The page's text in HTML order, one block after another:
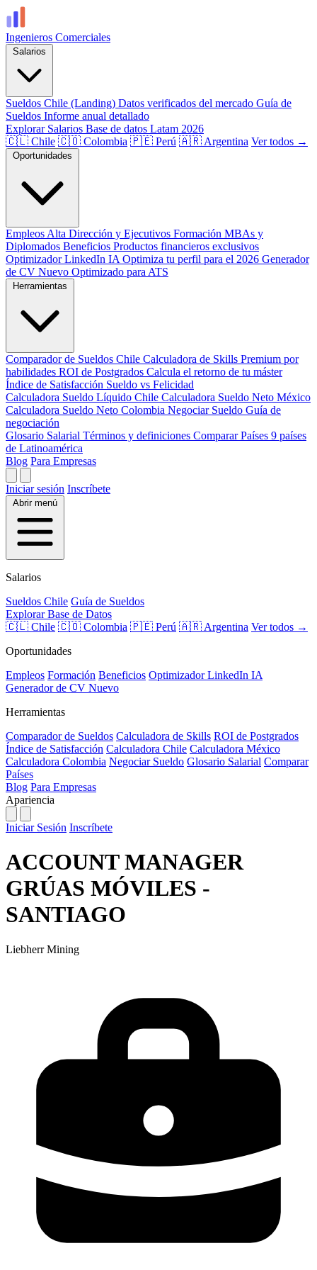
Ingenieros Comerciales
Salarios
Sueldos Chile (Landing) Datos verificados del mercado Guía de
Sueldos Informe anual detallado
Explorar Salarios Base de datos Latam 2026
🇨🇱 Chile 🇨🇴 Colombia 🇵🇪 Perú 🇦🇷 Argentina Ver todos →
Oportunidades
Empleos Alta Dirección y Ejecutivos Formación MBAs y
Diplomados Beneficios Productos financieros exclusivos
Optimizador LinkedIn IA Optimiza tu perfil para el 2026 Generador
de CV Nuevo Optimizado para ATS
Herramientas
Comparador de Sueldos Chile Calculadora de Skills Premium por
habilidades ROI de Postgrados Calcula el retorno de tu máster
Índice de Satisfacción Sueldo vs Felicidad
Calculadora Sueldo Líquido Chile Calculadora Sueldo Neto México
Calculadora Sueldo Neto Colombia Negociar Sueldo Guía de
negociación
Glosario Salarial Términos y definiciones Comparar Países 9 países
de Latinoamérica
Blog Para Empresas
Iniciar sesión Inscríbete
Abrir menú
Salarios
Sueldos Chile Guía de Sueldos
Explorar Base de Datos
🇨🇱 Chile 🇨🇴 Colombia 🇵🇪 Perú 🇦🇷 Argentina Ver todos →
Oportunidades
Empleos Formación Beneficios Optimizador LinkedIn IA
Generador de CV Nuevo
Herramientas
Comparador de Sueldos Calculadora de Skills ROI de Postgrados
Índice de Satisfacción Calculadora Chile Calculadora México
Calculadora Colombia Negociar Sueldo Glosario Salarial Comparar
Países
Blog Para Empresas
Apariencia
Iniciar Sesión Inscríbete
ACCOUNT MANAGER
GRÚAS MÓVILES -
SANTIAGO
Liebherr Mining